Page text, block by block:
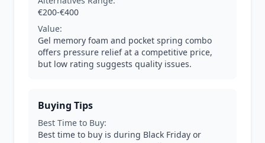
€200-€400
Value:
Gel memory foam and pocket spring combo
offers pressure relief at a competitive price,
but low rating suggests quality issues.
Buying Tips
Best Time to Buy:
Best time to buy is during Black Friday or